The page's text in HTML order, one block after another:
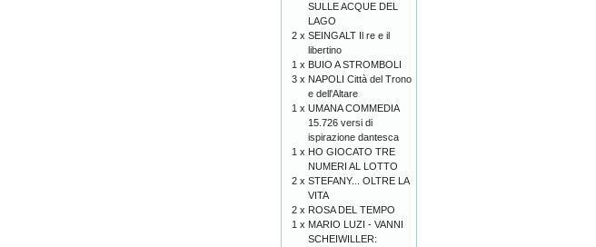
SULLE ACQUE DEL
LAGO
2 x SEINGALT Il re e il
libertino
1 x BUIO A STROMBOLI
3 x NAPOLI Città del Trono
e dell'Altare
1 x UMANA COMMEDIA
15.726 versi di
ispirazione dantesca
1 x HO GIOCATO TRE
NUMERI AL LOTTO
2 x STEFANY... OLTRE LA
VITA
2 x ROSA DEL TEMPO
1 x MARIO LUZI - VANNI
SCHEIWILLER: